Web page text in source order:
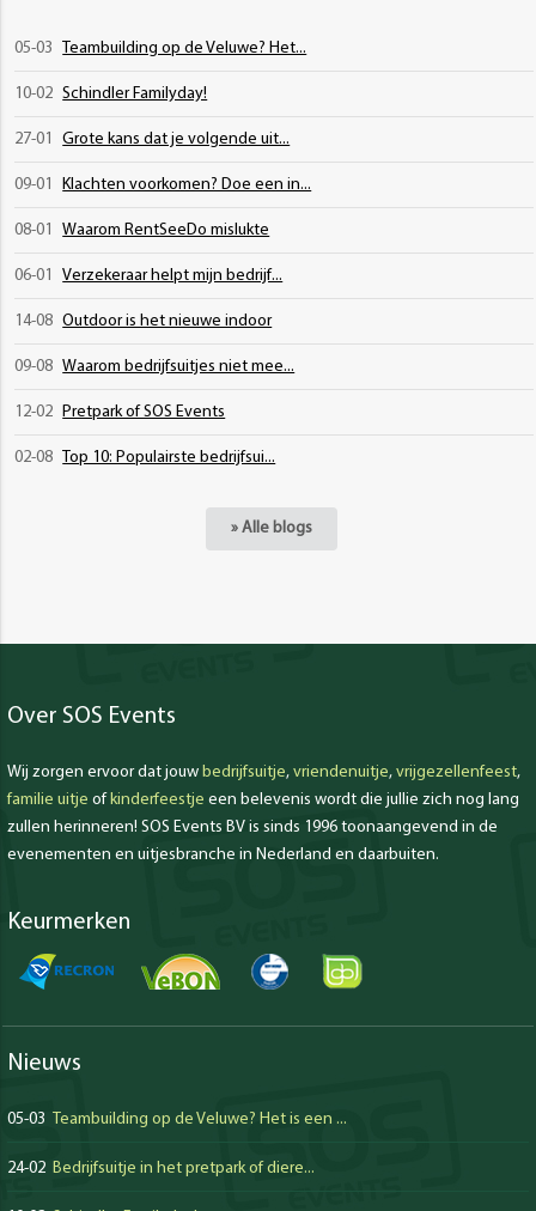
05-03 Teambuilding op de Veluwe? Het...
10-02 Schindler Familyday!
27-01 Grote kans dat je volgende uit...
09-01 Klachten voorkomen? Doe een in...
08-01 Waarom RentSeeDo mislukte
06-01 Verzekeraar helpt mijn bedrijf...
14-08 Outdoor is het nieuwe indoor
09-08 Waarom bedrijfsuitjes niet mee...
12-02 Pretpark of SOS Events
02-08 Top 10: Populairste bedrijfsui...
» Alle blogs
Over SOS Events
Wij zorgen ervoor dat jouw bedrijfsuitje, vriendenuitje, vrijgezellenfeest,
familie uitje of kinderfeestje een belevenis wordt die jullie zich nog lang
zullen herinneren! SOS Events BV is sinds 1996 toonaangevend in de
evenementen en uitjesbranche in Nederland en daarbuiten.
Keurmerken
Nieuws
05-03 Teambuilding op de Veluwe? Het is een ...
24-02 Bedrijfsuitje in het pretpark of diere...